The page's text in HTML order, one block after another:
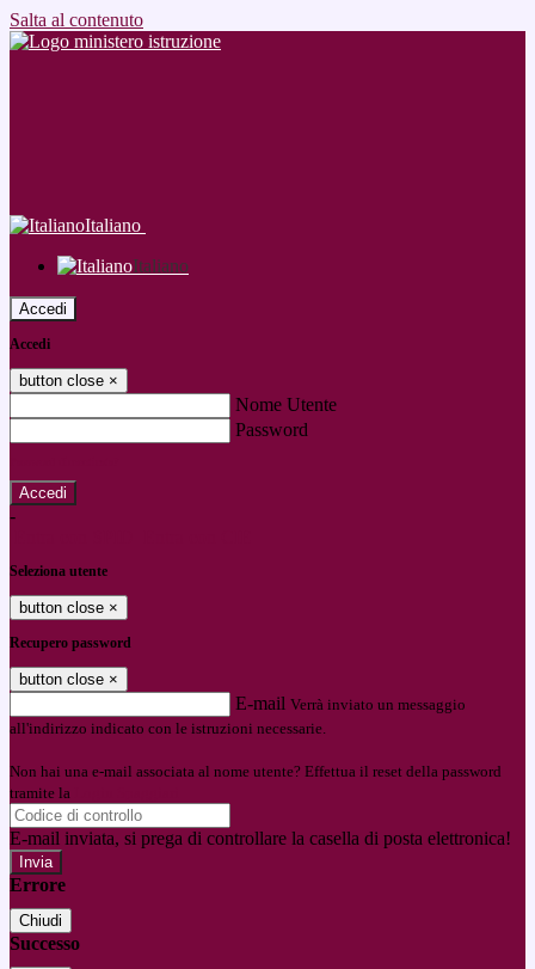
Salta al contenuto
Italiano
Italiano
Accedi
Accedi
button close ×
Nome Utente
Password
-
Seleziona utente
button close ×
Recupero password
button close ×
E-mail Verrà inviato un messaggio
all'indirizzo indicato con le istruzioni necessarie.
Non hai una e-mail associata al nome utente? Effettua il reset della password
tramite la
E-mail inviata, si prega di controllare la casella di posta elettronica!
Errore
Chiudi
Successo